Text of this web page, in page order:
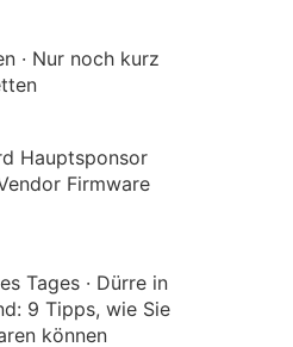
· Nur noch kurz
Hauptsponsor
Firmware
Tages · Dürre in
9 Tipps, wie Sie
können